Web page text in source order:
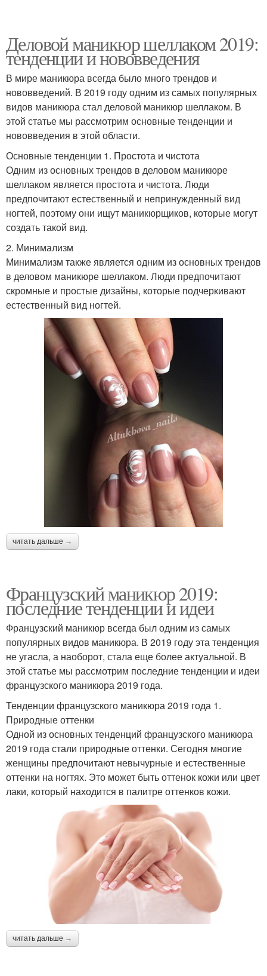
Деловой маникюр шеллаком 2019:
тенденции и нововведения
В мире маникюра всегда было много трендов и
нововведений. В 2019 году одним из самых популярных
видов маникюра стал деловой маникюр шеллаком. В
этой статье мы рассмотрим основные тенденции и
нововведения в этой области.
Основные тенденции 1. Простота и чистота
Одним из основных трендов в деловом маникюре
шеллаком является простота и чистота. Люди
предпочитают естественный и непринужденный вид
ногтей, поэтому они ищут маникюрщиков, которые могут
создать такой вид.
2. Минимализм
Минимализм также является одним из основных трендов
в деловом маникюре шеллаком. Люди предпочитают
скромные и простые дизайны, которые подчеркивают
естественный вид ногтей.
читать дальше →
Французский маникюр 2019:
последние тенденции и идеи
Французский маникюр всегда был одним из самых
популярных видов маникюра. В 2019 году эта тенденция
не угасла, а наоборот, стала еще более актуальной. В
этой статье мы рассмотрим последние тенденции и идеи
французского маникюра 2019 года.
Тенденции французского маникюра 2019 года 1.
Природные оттенки
Одной из основных тенденций французского маникюра
2019 года стали природные оттенки. Сегодня многие
женщины предпочитают невычурные и естественные
оттенки на ногтях. Это может быть оттенок кожи или цвет
лаки, который находится в палитре оттенков кожи.
читать дальше →